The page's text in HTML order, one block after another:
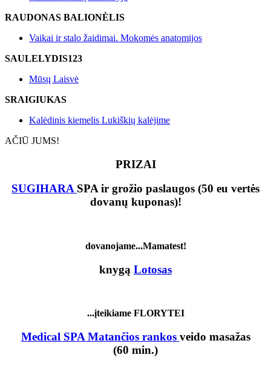
RAUDONAS BALIONĖLIS
Vaikai ir stalo žaidimai. Mokomės anatomijos
SAULELYDIS123
Mūsų Laisvė
SRAIGIUKAS
Kalėdinis kiemelis Lukiškių kalėjime
AČIŪ JUMS!
PRIZAI
SUGIHARA SPA ir grožio paslaugos (50 eu vertės
dovanų kuponas)!
dovanojame...Mamatest!
knygą Lotosas
...įteikiame FLORYTEI
Medical SPA Matančios rankos veido masažas
(60 min.)